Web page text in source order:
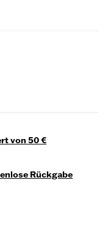
von 50 €
Rückgabe